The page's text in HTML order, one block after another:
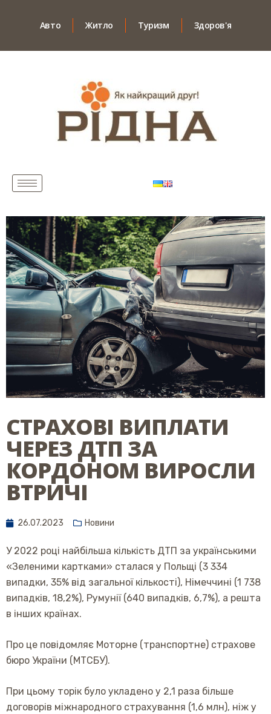
Авто Житло Туризм Здоров'я
СТРАХОВІ ВИПЛАТИ
ЧЕРЕЗ ДТП ЗА
КОРДОНОМ ВИРОСЛИ
ВТРИЧІ
26.07.2023 Новини
У 2022 році найбільша кількість ДТП за українськими
«Зеленими картками» сталася у Польщі (3 334
випадки, 35% від загальної кількості), Німеччині (1 738
випадків, 18,2%), Румунії (640 випадків, 6,7%), а решта
в інших країнах.
Про це повідомляє Моторне (транспортне) страхове
бюро України (МТСБУ).
При цьому торік було укладено у 2,1 раза більше
договорів міжнародного страхування (1,6 млн), ніж у